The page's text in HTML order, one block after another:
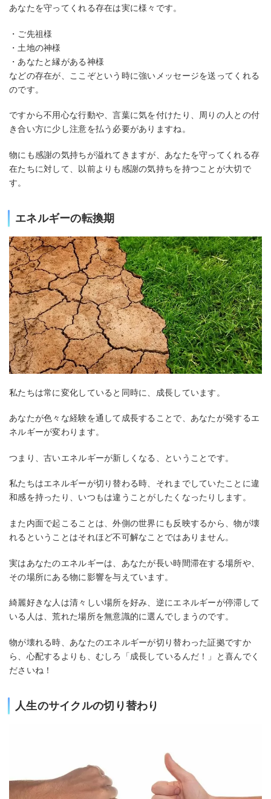
あなたを守ってくれる存在は実に様々です。
・ご先祖様
・土地の神様
・あなたと縁がある神様
などの存在が、ここぞという時に強いメッセージを送ってくれる
のです。
ですから不用心な行動や、言葉に気を付けたり、周りの人との付
き合い方に少し注意を払う必要がありますね。
物にも感謝の気持ちが溢れてきますが、あなたを守ってくれる存
在たちに対して、以前よりも感謝の気持ちを持つことが大切で
す。
エネルギーの転換期
私たちは常に変化していると同時に、成長しています。
あなたが色々な経験を通して成長することで、あなたが発するエ
ネルギーが変わります。
つまり、古いエネルギーが新しくなる、ということです。
私たちはエネルギーが切り替わる時、それまでしていたことに違
和感を持ったり、いつもは違うことがしたくなったりします。
また内面で起こることは、外側の世界にも反映するから、物が壊
れるということはそれほど不可解なことではありません。
実はあなたのエネルギーは、あなたが長い時間滞在する場所や、
その場所にある物に影響を与えています。
綺麗好きな人は清々しい場所を好み、逆にエネルギーが停滞して
いる人は、荒れた場所を無意識的に選んでしまうのです。
物が壊れる時、あなたのエネルギーが切り替わった証拠ですか
ら、心配するよりも、むしろ「成長しているんだ！」と喜んでく
ださいね！
人生のサイクルの切り替わり